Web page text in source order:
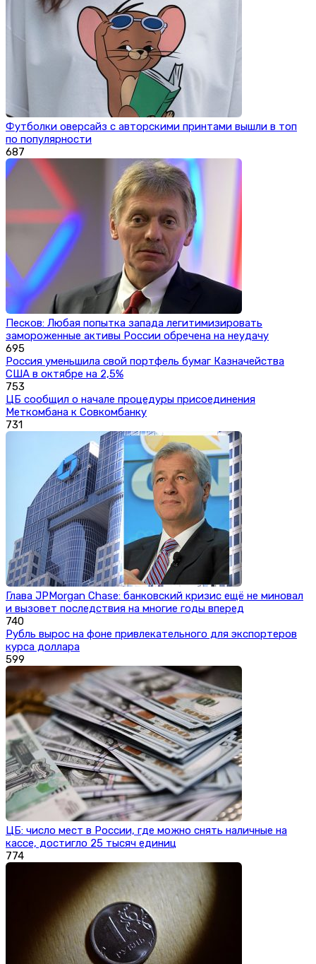
Футболки оверсайз с авторскими принтами вышли в топ
по популярности
687
Песков: Любая попытка запада легитимизировать
замороженные активы России обречена на неудачу
695
Россия уменьшила свой портфель бумаг Казначейства
США в октябре на 2,5%
753
ЦБ сообщил о начале процедуры присоединения
Меткомбана к Совкомбанку
731
Глава JPMorgan Chase: банковский кризис ещё не миновал
и вызовет последствия на многие годы вперед
740
Рубль вырос на фоне привлекательного для экспортеров
курса доллара
599
ЦБ: число мест в России, где можно снять наличные на
кассе, достигло 25 тысяч единиц
774